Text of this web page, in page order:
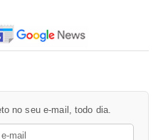
no seu e-mail, todo dia.